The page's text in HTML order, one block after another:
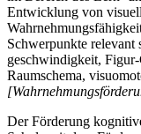
Entwicklung von
Schwerpunkte relevant
geschwindigkeit,
Raumschema,
Der Förderung